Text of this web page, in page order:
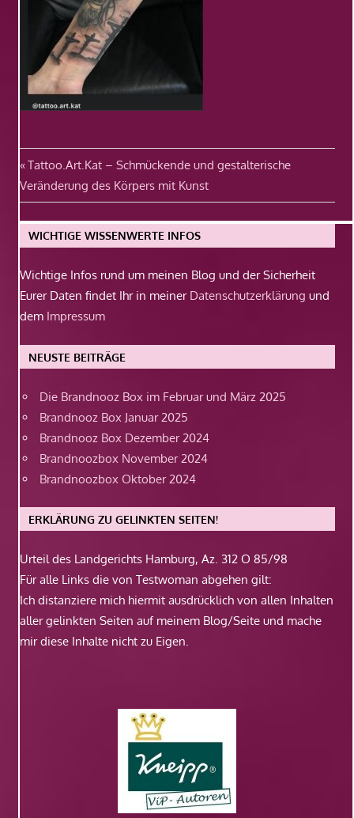
Beitragsnavigation
Vorheriger
Beitrag:
Tattoo.Art.Kat – Schmückende und gestalterische
Veränderung des Körpers mit Kunst
WICHTIGE WISSENWERTE INFOS
Wichtige Infos rund um meinen Blog und der Sicherheit
Eurer Daten findet Ihr in meiner Datenschutzerklärung und
dem Impressum
NEUSTE BEITRÄGE
Die Brandnooz Box im Februar und März 2025
Brandnooz Box Januar 2025
Brandnooz Box Dezember 2024
Brandnoozbox November 2024
Brandnoozbox Oktober 2024
ERKLÄRUNG ZU GELINKTEN SEITEN!
Urteil des Landgerichts Hamburg, Az. 312 O 85/98
Für alle Links die von Testwoman abgehen gilt:
Ich distanziere mich hiermit ausdrücklich von allen Inhalten
aller gelinkten Seiten auf meinem Blog/Seite und mache
mir diese Inhalte nicht zu Eigen.